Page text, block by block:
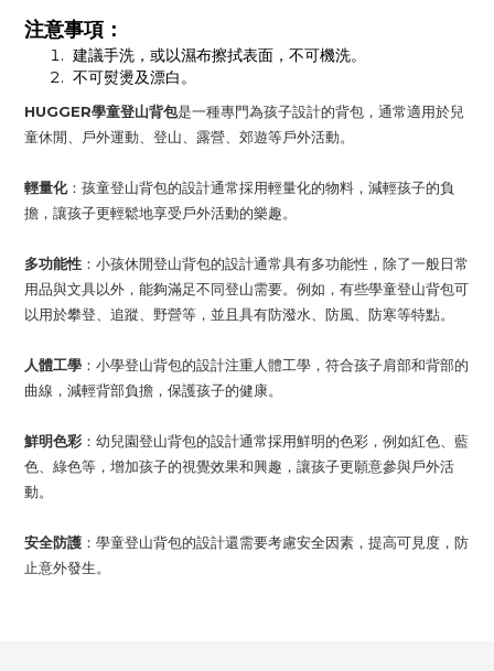
注意事項：
建議手洗，或以濕布擦拭表面，不可機洗。
不可熨燙及漂白。
HUGGER學童登山背包是一種專門為孩子設計的背包，通常適用於兒
童休閒、戶外運動、登山、露營、郊遊等戶外活動。
輕量化：孩童登山背包的設計通常採用輕量化的物料，減輕孩子的負
擔，讓孩子更輕鬆地享受戶外活動的樂趣。
多功能性 ：小孩休閒登山背包的設計通常具有多功能性，除了一般日常
用品與文具以外，能夠滿足不同登山需要。例如，有些學童登山背包可
以用於攀登、追蹤、野營等，並且具有防潑水、防風、防寒等特點。
人體工學 ：小學登山背包的設計注重人體工學，符合孩子肩部和背部的
曲線，減輕背部負擔，保護孩子的健康。
鮮明色彩 ：幼兒園登山背包的設計通常採用鮮明的色彩，例如紅色、藍
色、綠色等，增加孩子的視覺效果和興趣，讓孩子更願意參與戶外活
動。
安全防護 ：學童登山背包的設計還需要考慮安全因素，提高可見度，防
止意外發生。